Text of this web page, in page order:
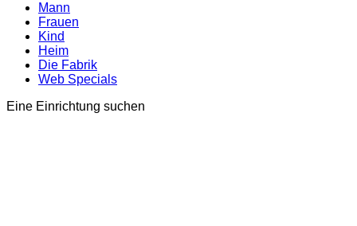
Mann
Frauen
Kind
Heim
Die Fabrik
Web Specials
Eine Einrichtung suchen